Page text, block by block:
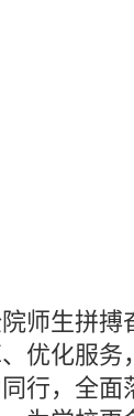
师生拼
优化服
行，全